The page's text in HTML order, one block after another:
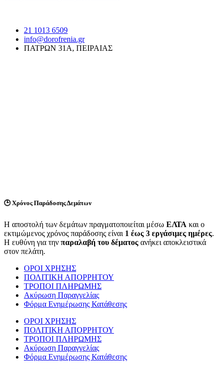
21 1013 6509
info@dorofrenia.gr
ΠΑΤΡΩΝ 31Α, ΠΕΙΡΑΙΑΣ
🕒Χρόνος Παράδοσης Δεμάτων
Η αποστολή των δεμάτων πραγματοποιείται μέσω ΕΛΤΑ και ο
εκτιμώμενος χρόνος παράδοσης είναι 1 έως 3 εργάσιμες ημέρες.
Η ευθύνη για την παραλαβή του δέματος ανήκει αποκλειστικά
στον πελάτη.
ΟΡΟΙ ΧΡΗΣΗΣ
ΠΟΛΙΤΙΚΗ ΑΠΟΡΡΗΤΟΥ
ΤΡΟΠΟΙ ΠΛΗΡΩΜΗΣ
Ακύρωση Παραγγελίας
Φόρμα Ενημέρωσης Κατάθεσης
ΟΡΟΙ ΧΡΗΣΗΣ
ΠΟΛΙΤΙΚΗ ΑΠΟΡΡΗΤΟΥ
ΤΡΟΠΟΙ ΠΛΗΡΩΜΗΣ
Ακύρωση Παραγγελίας
Φόρμα Ενημέρωσης Κατάθεσης